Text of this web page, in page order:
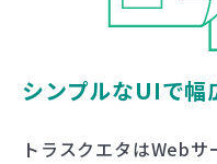
シンプルなUIで幅
トラスクエタはWeb